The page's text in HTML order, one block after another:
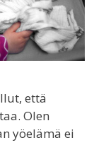
että
Olen
yöelämä ei